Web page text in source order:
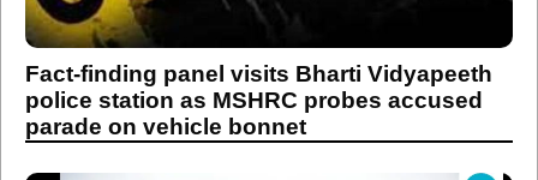
Fact-finding panel visits Bharti Vidyapeeth
police station as MSHRC probes accused
parade on vehicle bonnet